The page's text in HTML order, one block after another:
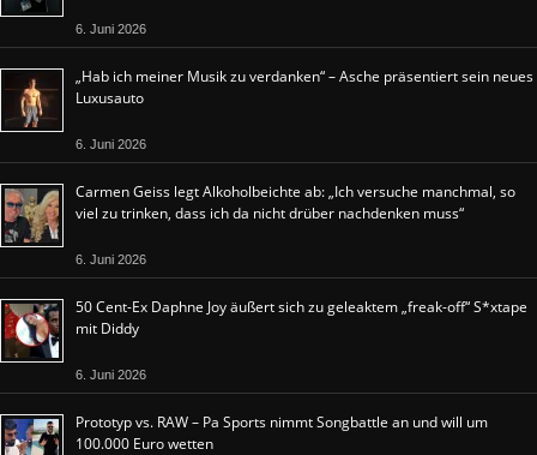
6. Juni 2026
„Hab ich meiner Musik zu verdanken“ – Asche präsentiert sein neues
Luxusauto
6. Juni 2026
Carmen Geiss legt Alkoholbeichte ab: „Ich versuche manchmal, so
viel zu trinken, dass ich da nicht drüber nachdenken muss“
6. Juni 2026
50 Cent-Ex Daphne Joy äußert sich zu geleaktem „freak-off“ S*xtape
mit Diddy
6. Juni 2026
Prototyp vs. RAW – Pa Sports nimmt Songbattle an und will um
100.000 Euro wetten